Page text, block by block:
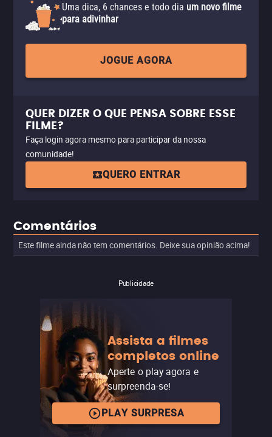
Uma dica, 6 chances e todo dia um novo filme
para adivinhar
JOGUE AGORA
QUER DIZER O QUE PENSA SOBRE ESSE
FILME?
Faça login agora mesmo para participar da nossa
comunidade!
QUERO ENTRAR
Comentários
Este filme ainda não tem comentários. Deixe sua opinião acima!
Publicidade
Assista a filmes
completos online
Aperte o play agora e
surpreenda-se!
PLAY SURPRESA